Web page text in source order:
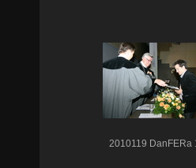
2010119 DanFERa